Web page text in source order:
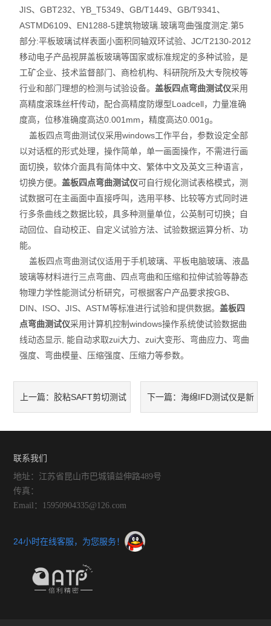
JIS、GBT232、YB_T5349、GB/T1449、GB/T9341、
ASTMD6109、EN1288-5建筑物玻璃.玻璃弯曲强度测定.第5
部分:平板玻璃试样表面小面积同轴双环试验、JC/T2130-2012
移动电子产品视屏盖板玻璃等国家或标准规定的多种试验，是
工矿企业、技术监督部门、商检机构、科研院所及大专院校等
行业和部门理想的检测与试验设备。 盖板四点弯曲测试仪采用
高精度滚珠丝杆传动，配合高精度防爆型Loadcell，力量准确
度高，位移准确度高达0.001mm，精度高达0.001g。
盖板四点弯曲测试仪采用windows工作平台，参数设定全部
以对话框的形式处理，操作简单，单一画面操作，不需进行画
面切换，软体介面具有简体中文、繁体中文及英文三种语言，
切换方便。 盖板四点弯曲测试仪可自行规化测试表格模式，测
试数据可在主画面中直接呼叫，选用平移、比较等方式同时进
行多条曲线之数据比较，具多种测量单位，公英制可切换；自
动回位、自动校正、自定义试验方法、试验数据运算分析、功
能。
盖板四点弯曲测试仪适用于手机玻璃、平板电脑玻璃、液晶
玻璃等材料进行三点弯曲、四点弯曲和压缩和拉伸试验等静态
物理力学性能测试分析研究，可根据客户产品要求按GB、
DIN、ISO、JIS、ASTM等标准进行试验和提供数据。 盖板四
点弯曲测试仪采用计算机控制windows操作系统使试验数据曲
线动态显示, 能自动求取zui大力、zui大变形、弯曲应力、弯曲
强度、弯曲模量、压缩强度、压缩力等参数。
上一篇： 胶粘SAFT剪切测试 下一篇： 海绵IFD测试仪是新
联系我们
地址：江苏省昆山市巴城镇益伸路489号
传真：
Email：15950904335@126.com
24小时在线客服，为您服务！